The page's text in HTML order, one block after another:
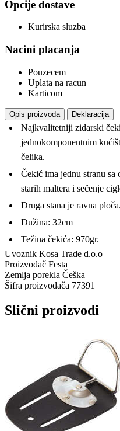
Opcije dostave
Kurirska sluzba
Nacini placanja
Pouzecem
Uplata na racun
Karticom
Opis proizvoda Deklaracija
Najkvalitetniji zidarski
jednokomponentnim
čelika.
Čekić ima jednu stranu
starih maltera i sečenje
Druga stana je ravna ploča.
Dužina: 32cm
Težina čekića: 970gr.
Uvoznik Kosa Trade d.o.o
Proizvođač Festa
Zemlja porekla Češka
Šifra proizvođača 77391
Slični proizvodi